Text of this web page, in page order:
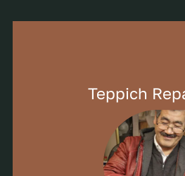
Teppich